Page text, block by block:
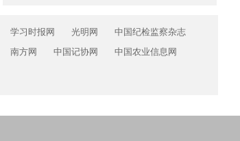
学习时报网 光明网
中国纪检监察杂志
南方网 中国记协网
中国农业信息网